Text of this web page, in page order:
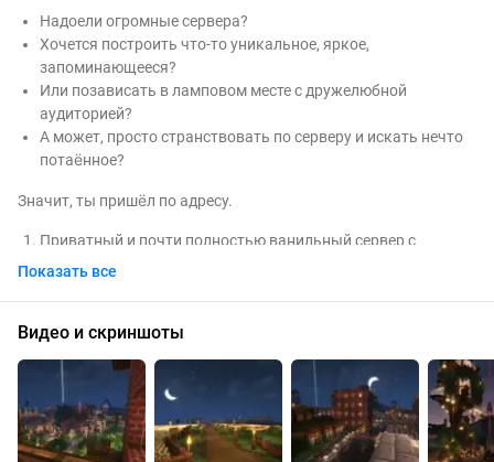
Надоели огромные сервера?
Хочется построить что-то уникальное, яркое,
запоминающееся?
Или позависать в ламповом месте с дружелюбной
аудиторией?
А может, просто странствовать по серверу и искать нечто
потаённое?
Значит, ты пришёл по адресу.
Приватный и почти полностью ванильный сервер с
плагинами, облегчающими и приукрашивающими жизнь.
Вайпы? Забудь об этом страшном слове. Всё, что
построено - останется на своём месте.
Оперативно обновляемся на новые версии, так что новый
контент не обойдёт тебя стороной.
Хочешь к нам? Милости просим!
Показать все
Видео и скриншоты